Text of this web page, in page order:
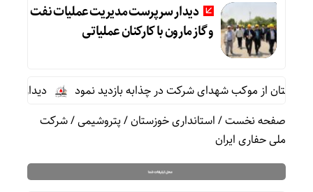
دیدار سرپرست مدیریت عملیات نفت
و گاز مارون با کارکنان عملیاتی
از موکب شهدای شرکت در چذابه بازدید نمود
دیدار
صفحه نخست/استانداری خوزستان/پتروشیمی/شرکت
ملی حفاری ایران